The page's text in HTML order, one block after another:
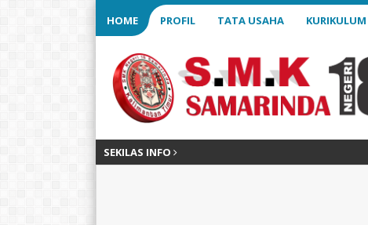
HOME PROFIL TATA USAHA KURIKULUM
SEKILAS INFO